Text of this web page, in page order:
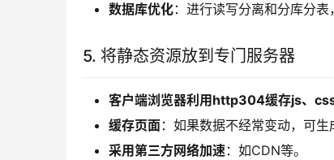
数据库优化：进行读写分离和分库分
5. 将静态资源放到专门服务器
客户端浏览器利用http304缓存js、
缓存页面：如果数据不经常变动，可生
采用第三方网络加速：如CDN等。